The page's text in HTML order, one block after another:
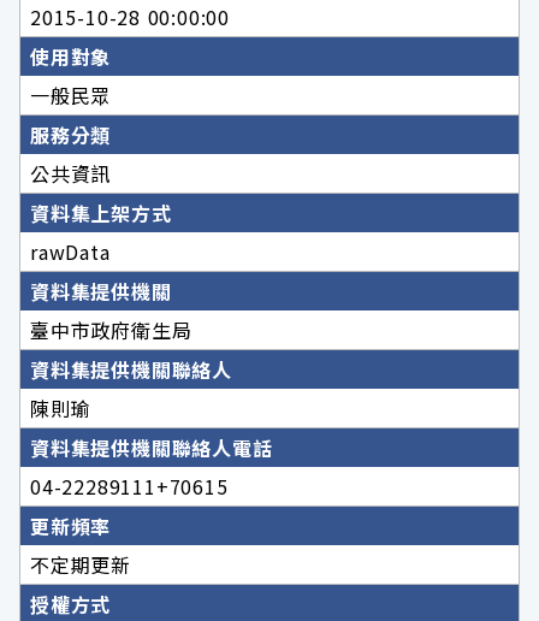
2015-10-28 00:00:00
使用對象
一般民眾
服務分類
公共資訊
資料集上架方式
rawData
資料集提供機關
臺中市政府衛生局
資料集提供機關聯絡人
陳則瑜
資料集提供機關聯絡人電話
04-22289111+70615
更新頻率
不定期更新
授權方式